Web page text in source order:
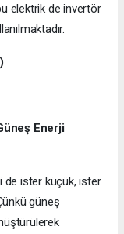
elektrik de invertör
Enerji
de ister küçük, ister
güneş